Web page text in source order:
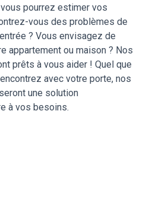
pourrez estimer vos
vous des problèmes de
? Vous envisagez de
appartement ou maison ? Nos
prêts à vous aider ! Quel que
avec votre porte, nos
une solution
à vos besoins.